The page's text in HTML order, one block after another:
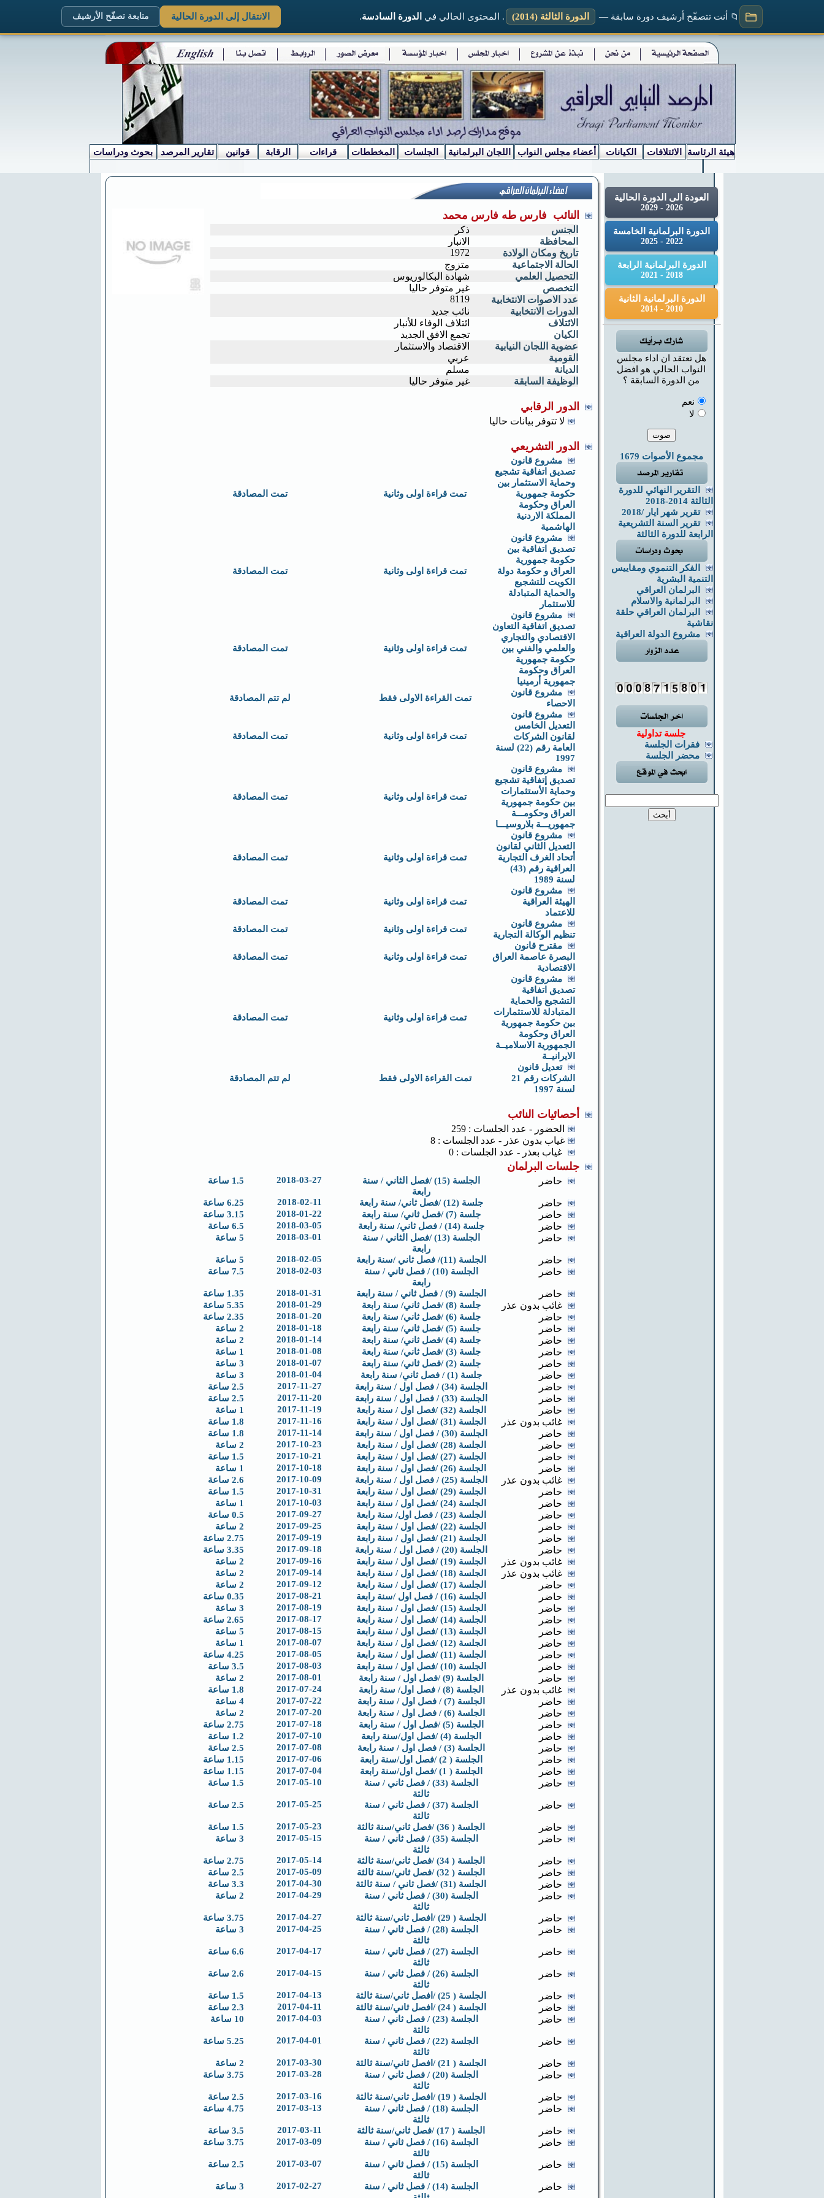
📁 أنت تتصفّح أرشيف دورة سابقة — الدورة الثالثة (2014) . المحتوى الحالي في الدورة السادسة. الانتقال إلى الدورة الحالية متابعة تصفّح الأرشيف
هيئة الرئاسة الائتلافات الكيانات أعضاء مجلس النواب اللجان البرلمانية الجلسات المخططات قراءات الرقابة قوانين تقارير المرصد بحوث ودراسات
العودة الى الدورة الحالية
2026 - 2029
الدورة البرلمانية الخامسة
2022 - 2025
الدورة البرلمانية الرابعة
2018 - 2021
الدورة البرلمانية الثانية
2010 - 2014
هل تعتقد ان اداء مجلس
النواب الحالي هو افضل
من الدورة السابقة ؟
نعم
لا
مجموع الأصوات 1679
التقرير النهائي للدورة
الثالثة 2014-2018
تقرير شهر ايار /2018
تقرير السنة التشريعية
الرابعة للدورة الثالثة
الفكر التنموي ومقاييس
التنمية البشرية
البرلمان العراقي
البرلمانية والاسلام
البرلمان العراقي حلقة
نقاشية
مشروع الدولة العراقية
جلسة تداولية
فقرات الجلسة
محضر الجلسة
النائب فارس طه فارس محمد
الجنس
ذكر
المحافظة
الانبار
تاريخ ومكان الولادة
1972
الحالة الاجتماعية
متزوج
التحصيل العلمي
شهادة البكالوريوس
التخصص
غير متوفر حاليا
عدد الاصوات الانتخابية
8119
الدورات الانتخابية
نائب جديد
الائتلاف
ائتلاف الوفاء للأنبار
الكيان
تجمع الافق الجديد
عضوية اللجان النيابية
الاقتصاد والاستثمار
القومية
عربي
الديانة
مسلم
الوظيفة السابقة
غير متوفر حاليا
الدور الرقابي
لا تتوفر بيانات حاليا
الدور التشريعي
مشروع قانون
تصديق اتفاقية تشجيع
وحماية الاستثمار بين
حكومة جمهورية
العراق وحكومة
المملكة الاردنية
الهاشمية
تمت قراءة اولى وثانية تمت المصادقة
مشروع قانون
تصديق اتفاقية بين
حكومة جمهورية
العراق و حكومة دولة
الكويت للتشجيع
والحماية المتبادلة
للاستثمار
تمت قراءة اولى وثانية تمت المصادقة
مشروع قانون
تصديق اتفاقية التعاون
الاقتصادي والتجاري
والعلمي والفني بين
حكومة جمهورية
العراق وحكومة
جمهورية أرمينيا
تمت قراءة اولى وثانية تمت المصادقة
مشروع قانون
الاحصاء
تمت القراءة الاولى فقط
لم تتم المصادقة
مشروع قانون
التعديل الخامس
لقانون الشركات
العامة رقم (22) لسنة
1997
تمت قراءة اولى وثانية تمت المصادقة
مشروع قانون
تصديق إتفاقية تشجيع
وحماية الأستثمارات
بين حكومة جمهورية
العراق وحكومـــة
جمهوريـــة بلاروسيـــا
تمت قراءة اولى وثانية تمت المصادقة
مشروع قانون
التعديل الثاني لقانون
أتحاد الغرف التجارية
العراقية رقم (43)
لسنة 1989
تمت قراءة اولى وثانية تمت المصادقة
مشروع قانون
الهيئة العراقية
للاعتماد
تمت قراءة اولى وثانية تمت المصادقة
مشروع قانون
تنظيم الوكالة التجارية
تمت قراءة اولى وثانية
تمت المصادقة
مقترح قانون
البصرة عاصمة العراق
الاقتصادية
تمت قراءة اولى وثانية تمت المصادقة
مشروع قانون
تصديق اتفاقية
التشجيع والحماية
المتبادلة للاستثمارات
بين حكومة جمهورية
العراق وحكومة
الجمهورية الاسلاميــة
الايرانيــة
تمت قراءة اولى وثانية تمت المصادقة
تعديل قانون
الشركات رقم 21
لسنة 1997
تمت القراءة الاولى فقط لم تتم المصادقة
أحصائيات النائب
الحضور - عدد الجلسات : 259
غياب بدون عذر - عدد الجلسات : 8
غياب بعذر - عدد الجلسات : 0
جلسات البرلمان
حاضر
الجلسة (15) /فصل الثاني / سنة
رابعة
2018-03-27 1.5 ساعة
حاضر جلسة (12) /فصل ثاني/ سنة رابعة 2018-02-11 6.25 ساعة
حاضر جلسة (7) /فصل ثاني/ سنة رابعة 2018-01-22 3.15 ساعة
حاضر جلسة (14) / فصل ثاني/ سنة رابعة 2018-03-05 6.5 ساعة
حاضر
الجلسة (13) /فصل الثاني / سنة
رابعة
2018-03-01 5 ساعة
حاضر الجلسة (11)/ فصل ثاني /سنة رابعة 2018-02-05 5 ساعة
حاضر
الجلسة (10) / فصل ثاني / سنة
رابعة
2018-02-03 7.5 ساعة
حاضر الجلسة (9) / فصل ثاني / سنة رابعة 2018-01-31 1.35 ساعة
غائب بدون عذر جلسة (8) /فصل ثاني/ سنة رابعة 2018-01-29 5.35 ساعة
حاضر جلسة (6) /فصل ثاني/ سنة رابعة 2018-01-20 2.35 ساعة
حاضر جلسة (5) /فصل ثاني/ سنة رابعة 2018-01-18 2 ساعة
حاضر جلسة (4) /فصل ثاني/ سنة رابعة 2018-01-14 2 ساعة
حاضر جلسة (3) /فصل ثاني/ سنة رابعة 2018-01-08 1 ساعة
حاضر جلسة (2) /فصل ثاني/ سنة رابعة 2018-01-07 3 ساعة
حاضر جلسة (1) / فصل ثاني/ سنة رابعة 2018-01-04 3 ساعة
حاضر الجلسة (34) / فصل اول / سنة رابعة 2017-11-27 2.5 ساعة
حاضر الجلسة (33) / فصل اول / سنة رابعة 2017-11-20 2.5 ساعة
حاضر الجلسة (32) /فصل اول / سنة رابعة 2017-11-19 1 ساعة
غائب بدون عذر الجلسة (31) /فصل اول / سنة رابعة 2017-11-16 1.8 ساعة
حاضر الجلسة (30) / فصل اول / سنة رابعة 2017-11-14 1.8 ساعة
حاضر الجلسة (28) /فصل اول / سنة رابعة 2017-10-23 2 ساعة
حاضر الجلسة (27) /فصل اول / سنة رابعة 2017-10-21 1.5 ساعة
حاضر الجلسة (26) /فصل اول / سنة رابعة 2017-10-18 1 ساعة
غائب بدون عذر الجلسة (25) / فصل اول / سنة رابعة 2017-10-09 2.6 ساعة
حاضر الجلسة (29) /فصل اول / سنة رابعة 2017-10-31 1.5 ساعة
حاضر الجلسة (24) /فصل اول / سنة رابعة 2017-10-03 1 ساعة
حاضر الجلسة (23) / فصل اول/ سنة رابعة 2017-09-27 0.5 ساعة
حاضر الجلسة (22) /فصل اول / سنة رابعة 2017-09-25 2 ساعة
حاضر الجلسة (21) /فصل اول / سنة رابعة 2017-09-19 2.75 ساعة
حاضر الجلسة (20) / فصل اول / سنة رابعة 2017-09-18 3.35 ساعة
غائب بدون عذر الجلسة (19) /فصل اول / سنة رابعة 2017-09-16 2 ساعة
غائب بدون عذر الجلسة (18) /فصل اول / سنة رابعة 2017-09-14 2 ساعة
حاضر الجلسة (17) /فصل اول / سنة رابعة 2017-09-12 2 ساعة
حاضر الجلسة (16) / فصل اول /سنة رابعة 2017-08-21 0.35 ساعة
حاضر الجلسة (15) /فصل اول / سنة رابعة 2017-08-19 3 ساعة
حاضر الجلسة (14) /فصل اول / سنة رابعة 2017-08-17 2.65 ساعة
حاضر الجلسة (13) /فصل اول / سنة رابعة 2017-08-15 5 ساعة
حاضر الجلسة (12) /فصل اول / سنة رابعة 2017-08-07 1 ساعة
حاضر الجلسة (11) /فصل اول / سنة رابعة 2017-08-05 4.25 ساعة
حاضر الجلسة (10) /فصل اول / سنة رابعة 2017-08-03 3.5 ساعة
حاضر الجلسة (9) /فصل اول / سنة رابعة 2017-08-01 2 ساعة
غائب بدون عذر الجلسة (8) / فصل اول/ سنة رابعة 2017-07-24 1.8 ساعة
حاضر الجلسة (7) / فصل اول / سنة رابعة 2017-07-22 4 ساعة
حاضر الجلسة (6) / فصل اول / سنة رابعة 2017-07-20 2 ساعة
حاضر الجلسة (5) /فصل اول / سنة رابعة 2017-07-18 2.75 ساعة
حاضر الجلسة (4) /فصل اول/سنة رابعة 2017-07-10 1.2 ساعة
حاضر الجلسة (3) / فصل اول / سنة رابعة 2017-07-08 2.5 ساعة
حاضر الجلسة ( 2) /فصل اول/سنة رابعة 2017-07-06 1.15 ساعة
حاضر الجلسة ( 1) /فصل اول/سنة رابعة 2017-07-04 1.15 ساعة
حاضر
الجلسة (33) / فصل ثاني / سنة
ثالثة
2017-05-10 1.5 ساعة
حاضر
الجلسة (37) / فصل ثاني / سنة
ثالثة
2017-05-25 2.5 ساعة
حاضر الجلسة ( 36) /فصل ثاني/سنة ثالثة 2017-05-23 1.5 ساعة
حاضر
الجلسة (35) / فصل ثاني / سنة
ثالثة
2017-05-15 3 ساعة
حاضر الجلسة ( 34) /فصل ثاني/سنة ثالثة 2017-05-14 2.75 ساعة
حاضر الجلسة ( 32) /فصل ثاني/سنة ثالثة 2017-05-09 2.5 ساعة
حاضر الجلسة (31) /فصل ثاني / سنة ثالثة 2017-04-30 3.3 ساعة
حاضر
الجلسة (30) / فصل ثاني / سنة
ثالثة
2017-04-29 2 ساعة
حاضر الجلسة ( 29) /افصل ثاني/سنة ثالثة 2017-04-27 3.75 ساعة
حاضر
الجلسة (28) / فصل ثاني / سنة
ثالثة
2017-04-25 3 ساعة
حاضر
الجلسة (27) / فصل ثاني / سنة
ثالثة
2017-04-17 6.6 ساعة
حاضر
الجلسة (26) / فصل ثاني / سنة
ثالثة
2017-04-15 2.6 ساعة
حاضر الجلسة ( 25) /افصل ثاني/سنة ثالثة 2017-04-13 1.5 ساعة
حاضر الجلسة ( 24) /افصل ثاني/سنة ثالثة 2017-04-11 2.3 ساعة
حاضر
الجلسة (23) / فصل ثاني / سنة
ثالثة
2017-04-03 10 ساعة
حاضر
الجلسة (22) / فصل ثاني / سنة
ثالثة
2017-04-01 5.25 ساعة
حاضر الجلسة ( 21) /افصل ثاني/سنة ثالثة 2017-03-30 2 ساعة
حاضر
الجلسة (20) / فصل ثاني / سنة
ثالثة
2017-03-28 3.75 ساعة
حاضر الجلسة ( 19) /افصل ثاني/سنة ثالثة 2017-03-16 2.5 ساعة
حاضر
الجلسة (18) / فصل ثاني / سنة
ثالثة
2017-03-13 4.75 ساعة
حاضر الجلسة ( 17) /فصل ثاني/سنة ثالثة 2017-03-11 3.5 ساعة
حاضر
الجلسة (16) / فصل ثاني / سنة
ثالثة
2017-03-09 3.75 ساعة
حاضر
الجلسة (15) / فصل ثاني / سنة
ثالثة
2017-03-07 2.5 ساعة
حاضر
الجلسة (14) / فصل ثاني / سنة
2017-02-27 3 ساعة